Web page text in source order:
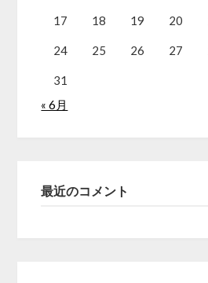
17 18 19 20
24 25 26 27
31
« 6月
最近のコメント